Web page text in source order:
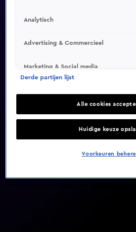
Video helaas niet
Analytisch
Advertising & Commercieel
Marketing & Social media
Derde partijen lijst
Alle cookies
Huidige keuze
Voorkeuren